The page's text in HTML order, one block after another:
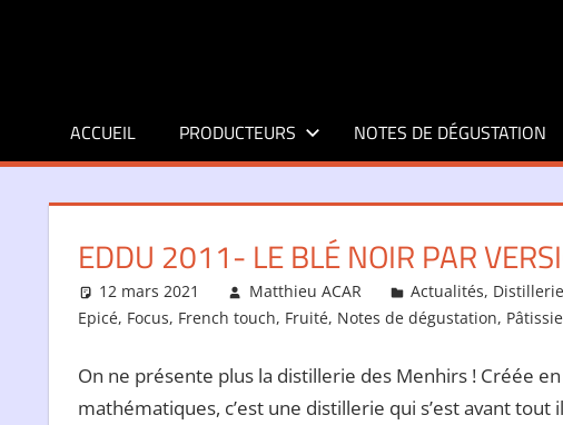
ACCUEIL PRODUCTEURS NOTES DE DÉGUSTATION
EDDU 2011- LE BLÉ NOIR PAR
12 mars 2021 Matthieu ACAR Actualités, Distillerie
Epicé, Focus, French touch, Fruité, Notes de dégustation,
On ne présente plus la distillerie des Menhirs ! Créée
mathématiques, c’est une distillerie qui s’est avant tout